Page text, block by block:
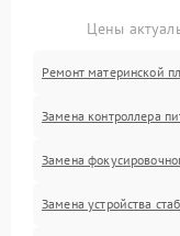
Цены
Ремонт материнской
Замена контроллера
Замена
Замена устройства